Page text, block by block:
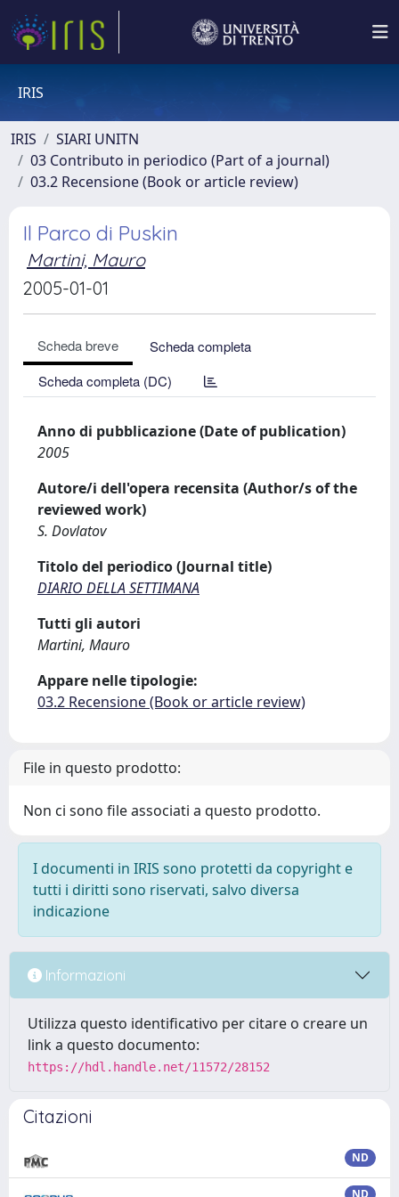
IRIS
IRIS
SIARI UNITN
03 Contributo in periodico (Part of a journal)
03.2 Recensione (Book or article review)
Il Parco di Puskin
Martini, Mauro
2005-01-01
Scheda breve
Scheda completa
Scheda completa (DC)
Anno di pubblicazione (Date of publication)
2005
Autore/i dell'opera recensita (Author/s of the
reviewed work)
S. Dovlatov
Titolo del periodico (Journal title)
DIARIO DELLA SETTIMANA
Tutti gli autori
Martini, Mauro
Appare nelle tipologie:
03.2 Recensione (Book or article review)
File in questo prodotto:
Non ci sono file associati a questo prodotto.
I documenti in IRIS sono protetti da copyright e
tutti i diritti sono riservati, salvo diversa
indicazione
Informazioni
Utilizza questo identificativo per citare o creare un
link a questo documento:
https://hdl.handle.net/11572/28152
Citazioni
ND